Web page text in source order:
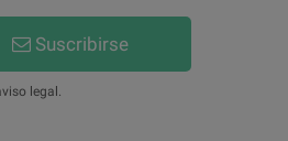
Suscribirse
legal.